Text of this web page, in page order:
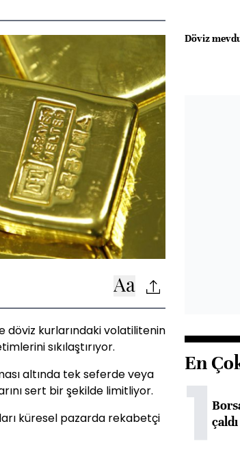
döviz kurlarındaki volatilitenin
sıkılaştırıyor.
altında tek seferde veya
sert bir şekilde limitliyor.
küresel pazarda rekabetçi
Döviz
En
1çaldı